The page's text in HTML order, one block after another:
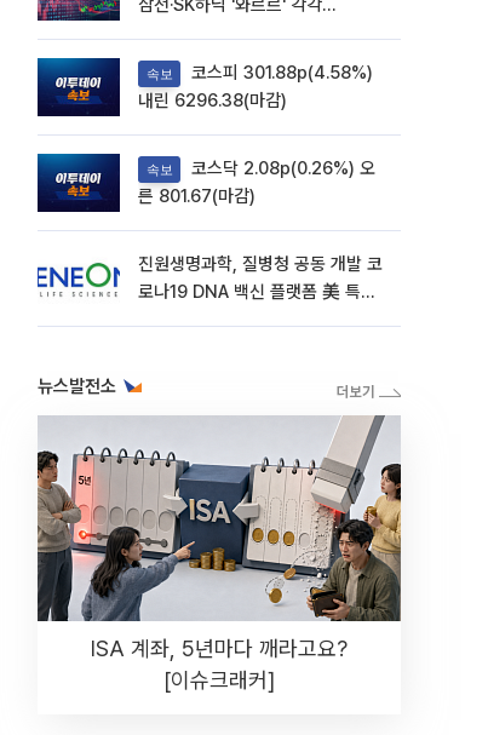
삼전·SK하닉 '와르르' 각각
속보
내린 6296.38(마감)
속보
른 801.67(마감)
진원생명과학, 질병청 공동 개발 코
로나19 DNA 백신 플랫폼 美 특허
뉴스발전소
ISA 계좌, 5년마다 깨라고요?
[이슈크래커]